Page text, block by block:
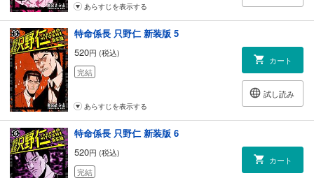
あらすじを表示する
特命係長 只野仁 新装版 5
520円 (税込)
完結
カート
試し読み
あらすじを表示する
特命係長 只野仁 新装版 6
520円 (税込)
完結
カート